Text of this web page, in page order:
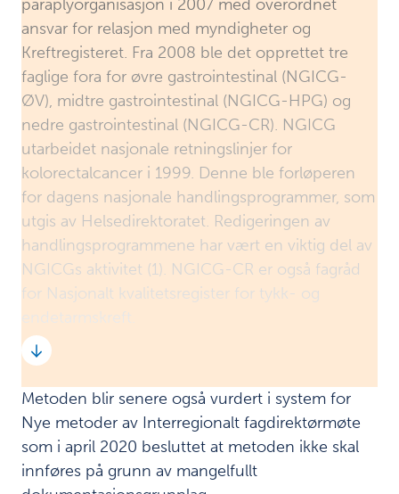
9
Oppfølging
etter at
taTME-
metoden
ble stoppet
10 Læringspunkter
11
Vårt
oppdrag
12 Metode
13 Referanser
14
Vedlegg
til
rapporten
15
Refleksjon
og læring
paraplyorganisasjon i 2007 med overordnet
ansvar for relasjon med myndigheter og
Kreftregisteret. Fra 2008 ble det opprettet tre
faglige fora for øvre gastrointestinal (NGICG-
ØV), midtre gastrointestinal (NGICG-HPG) og
nedre gastrointestinal (NGICG-CR). NGICG
utarbeidet nasjonale retningslinjer for
kolorectalcancer i 1999. Denne ble forløperen
for dagens nasjonale handlingsprogrammer, som
utgis av Helsedirektoratet. Redigeringen av
handlingsprogrammene har vært en viktig del av
NGICGs aktivitet (1). NGICG-CR er også fagråd
for Nasjonalt kvalitetsregister for tykk- og
endetarmskreft.
Metoden blir senere også vurdert i system for
Nye metoder av Interregionalt fagdirektørmøte
som i april 2020 besluttet at metoden ikke skal
innføres på grunn av mangelfullt